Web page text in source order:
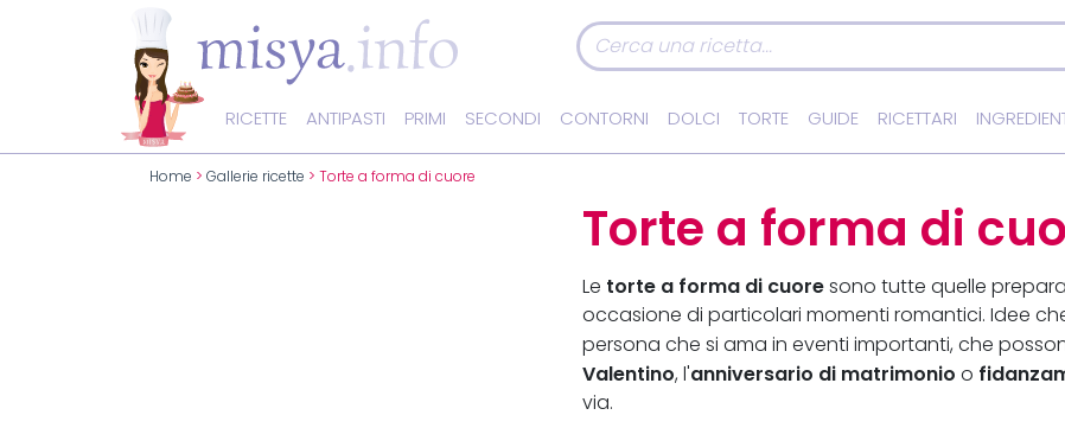
RICETTE ANTIPASTI PRIMI SECONDI CONTORNI DOLCI TORTE GUIDE RICETTARI
Home > Gallerie ricette > Torte a forma di cuore
Torte a forma di
Le torte a forma di cuore sono tutte quelle
occasione di particolari momenti romantici. Idee
persona che si ama in eventi importanti, che
Valentino, l'anniversario di matrimonio o
via.